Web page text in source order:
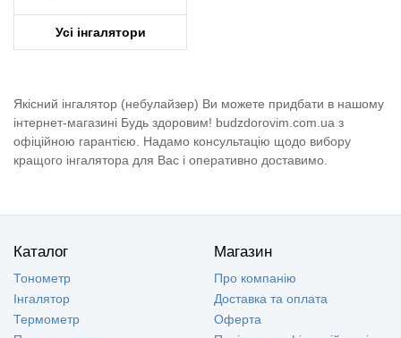
Усі інгалятори
Якісний інгалятор (небулайзер) Ви можете придбати в нашому
інтернет-магазині Будь здоровим! budzdorovim.com.ua з
офіційною гарантією. Надамо консультацію щодо вибору
кращого інгалятора для Вас і оперативно доставимо.
Каталог
Тонометр
Інгалятор
Термометр
Магазин
Про компанію
Доставка та оплата
Оферта